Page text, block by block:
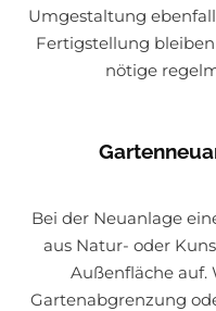
Umgestaltung
Fertigstellung
nötige
Bei der Neuanlage
aus Natur- oder
Außenfläche auf.
Gartenabgrenzung